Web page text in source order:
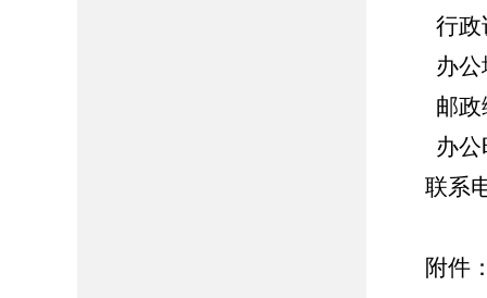
行政诉
办公地
邮政
办公时
联系
附件